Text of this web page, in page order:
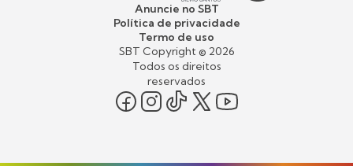
Anuncie no SBT
Política de privacidade
Termo de uso
SBT Copyright © 2026
Todos os direitos
reservados